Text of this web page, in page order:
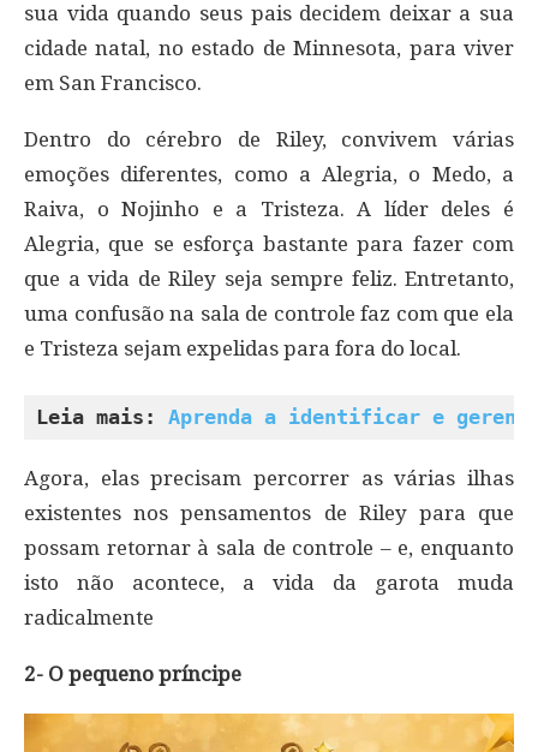
sua vida quando seus pais decidem deixar a sua
cidade natal, no estado de Minnesota, para viver
em San Francisco.
Dentro do cérebro de Riley, convivem várias
emoções diferentes, como a Alegria, o Medo, a
Raiva, o Nojinho e a Tristeza. A líder deles é
Alegria, que se esforça bastante para fazer com
que a vida de Riley seja sempre feliz. Entretanto,
uma confusão na sala de controle faz com que ela
e Tristeza sejam expelidas para fora do local.
Leia mais: Aprenda a identificar e
Agora, elas precisam percorrer as várias ilhas
existentes nos pensamentos de Riley para que
possam retornar à sala de controle – e, enquanto
isto não acontece, a vida da garota muda
radicalmente
2- O pequeno príncipe